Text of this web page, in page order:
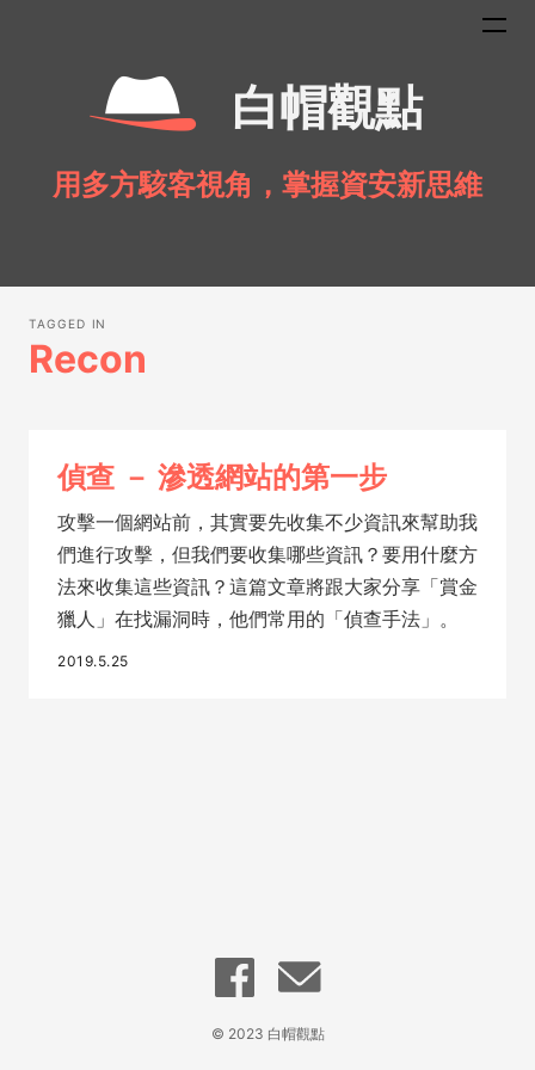
白帽觀點
用多方駭客視角，掌握資安新思維
TAGGED IN
Recon
偵查 － 滲透網站的第一步
攻擊一個網站前，其實要先收集不少資訊來幫助我
們進行攻擊，但我們要收集哪些資訊？要用什麼方
法來收集這些資訊？這篇文章將跟大家分享「賞金
獵人」在找漏洞時，他們常用的「偵查手法」。
2019.5.25
© 2023 白帽觀點